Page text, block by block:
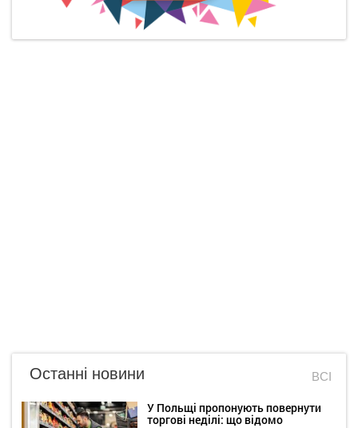
Останні новини ВСІ
У Польщі пропонують повернути
торгові неділі: що відомо